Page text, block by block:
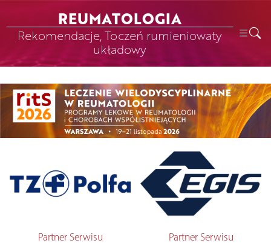
REUMATOLOGIA
Rekomendacje, Toczeń rumieniowaty
układowy
Partner Serwisu Partner Serwisu